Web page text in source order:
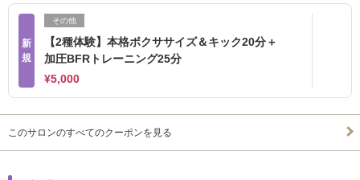
新
規
その他
【2種体験】本格ボクササイズ＆キック20分＋
加圧BFRトレーニング25分
¥5,000
このサロンのすべてのクーポンを見る